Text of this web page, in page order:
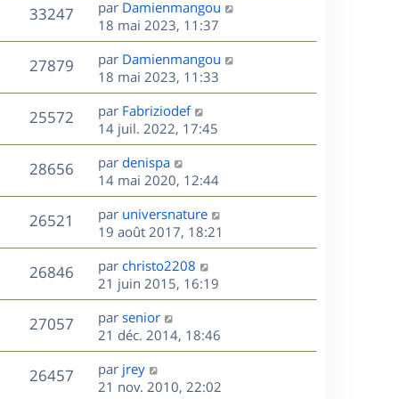
s
n
i
e
r
m
e
s
s
a
g
e
33247V
u
s
D
e
r
n
i
e
r
m
e
s
s
a
g
e
par Damienmangou
18 mai 2023, 11:37
27879V
u
e
D
e
r
n
i
e
r
m
e
s
s
a
g
e
par Damienmangou
18 mai 2023, 11:33
25572V
u
e
D
e
r
n
i
e
r
m
e
s
s
a
g
e
par Fabriziodef
14 juil. 2022, 17:45
28656V
u
D
e
r
n
i
e
r
m
e
s
s
a
g
e
par denispa
14 mai 2020, 12:44
26521
u
e
s
D
e
r
n
i
e
r
m
e
s
s
par universnature
19 août 2017, 18:21
26846V
u
s
D
e
r
n
i
e
r
m
par christo2208
21 juin 2015, 16:19
27057V
u
D
e
r
n
i
par senior
21 déc. 2014, 18:46
26457V
D
e
par jrey
21 nov. 2010, 22:02